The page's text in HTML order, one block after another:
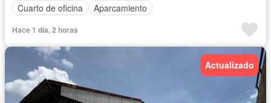
Cuarto de oficina
Aparcamiento
Hace 1 día, 2 horas
Actualizado